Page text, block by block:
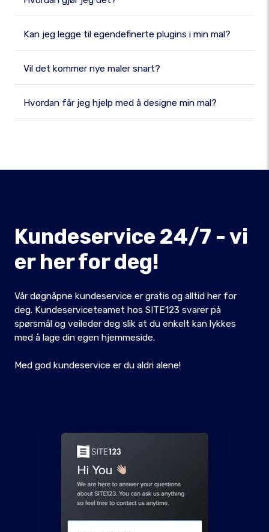
Kan jeg legge til egendefinerte plugins i min mal?
Vil det kommer nye maler snart?
Hvordan får jeg hjelp med å designe min mal?
Kundeservice 24/7 - vi
er her for deg!
Vår døgnåpne kundeservice er gratis og alltid her for
deg. Kundeserviceteamet hos SITE123 svarer på
spørsmål og veileder deg slik at du enkelt kan lykkes
med å lage din egen hjemmeside.
Med god kundeservice er du aldri alene!